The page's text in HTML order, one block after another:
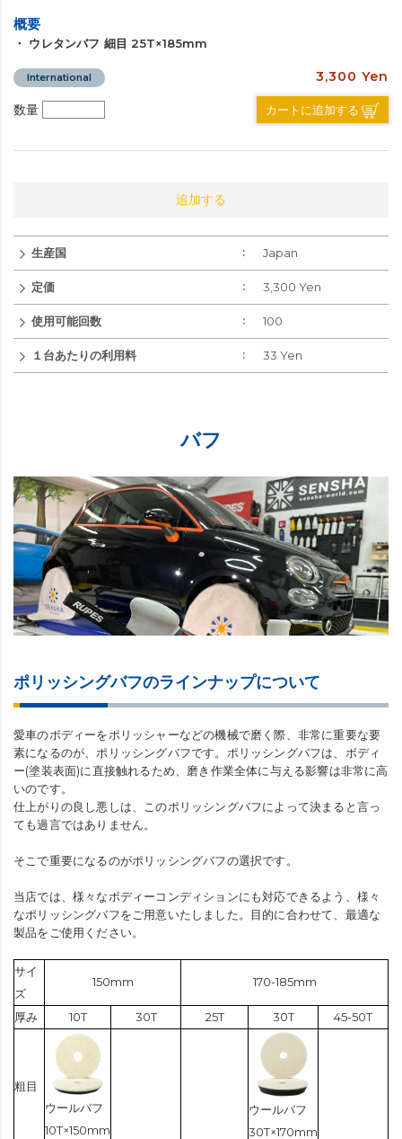
概要
・ ウレタンバフ 細目 25T×185mm
International 3,300 Yen
数量 カートに追加する
追加する
生産国 Japan
定価 3,300 Yen
使用可能回数 100
１台あたりの利用料 33 Yen
バフ
ポリッシングバフのラインナップについて
愛車のボディーをポリッシャーなどの機械で磨く際、非常に重要な要
素になるのが、ポリッシングバフです。ポリッシングバフは、ボディ
ー(塗装表面)に直接触れるため、磨き作業全体に与える影響は非常に高
いのです。
仕上がりの良し悪しは、このポリッシングバフによって決まると言っ
ても過言ではありません。
そこで重要になるのがポリッシングバフの選択です。
当店では、様々なボディーコンディションにも対応できるよう、様々
なポリッシングバフをご用意いたしました。目的に合わせて、最適な
製品をご使用ください。
サイ
ズ
150mm 170-185mm
厚み 10T 30T 25T 30T 45-50T
粗目
ウールバフ
10T×150mm
ウールバフ
30T×170mm